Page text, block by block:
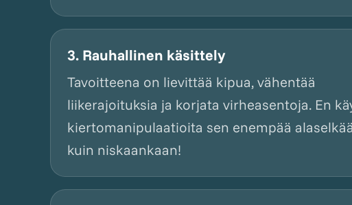
3. Rauhallinen käsittely
Tavoitteena on lievittää kipua, vähentää
liikerajoituksia ja korjata virheasentoja. En
kiertomanipulaatioita sen enempää
kuin niskaankaan!